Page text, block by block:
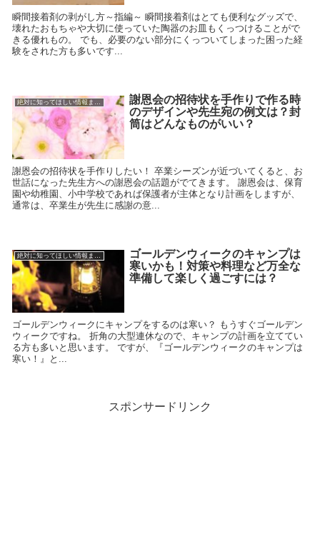
瞬間接着剤の剥がし方～指編～ 瞬間接着剤はとても便利なグッズで、
壊れたおもちゃや大切に使っていた陶器のお皿もくっつけることがで
きる優れもの。 でも、必要のない部分にくっついてしまった困った経
験をされた方も多いです...
謝恩会の招待状を手作りで作る時
のデザインや先生宛の例文は？封
筒はどんなものがいい？
謝恩会の招待状を手作りしたい！ 卒業シーズンが近づいてくると、お
世話になった先生方への謝恩会の話題がでてきます。 謝恩会は、保育
園や幼稚園、小中学校であれば保護者が主体となり計画をしますが、
通常は、卒業生が先生に感謝の意...
絶対に知ってほしい情報まとめ
ゴールデンウィークのキャンプは
寒いかも！対策や料理など万全な
準備して楽しく過ごすには？
ゴールデンウィークにキャンプをするのは寒い？ もうすぐゴールデン
ウィークですね。 折角の大型連休なので、キャンプの計画を立ててい
る方も多いと思います。 ですが、『ゴールデンウィークのキャンプは
寒い！』と...
スポンサードリンク